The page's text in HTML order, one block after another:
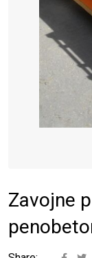
Zavojne